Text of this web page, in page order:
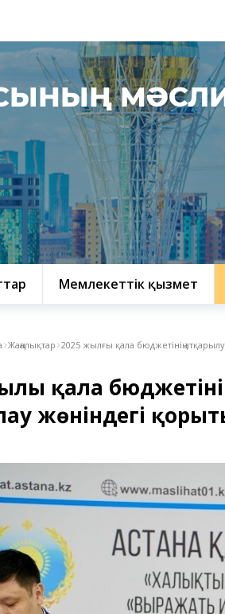
Мемлекеттік қызмет
Жаңалықтар 2025 жылғы қала бюджетінің
қала
жөніндегі